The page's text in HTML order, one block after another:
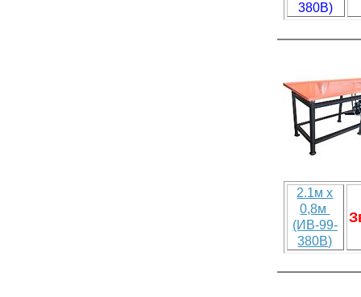
380В)
2.1м х
0,8м
(ИВ-99-
380В)